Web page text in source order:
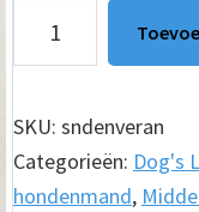
Orthopedische
Denver
Antraciet
aantal
SKU: sndenveran
Categorieën: Dog's
hondenmand,